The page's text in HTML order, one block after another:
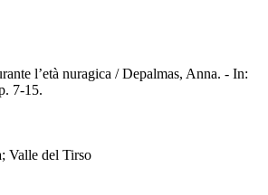
l’età nuragica / Depalmas, Anna. - In:
7-15.
Valle del Tirso